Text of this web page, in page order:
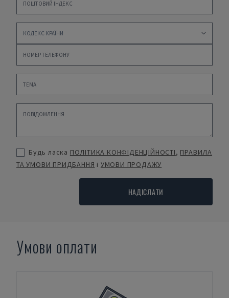
Будь ласка ПОЛІТИКА КОНФІДЕНЦІЙНОСТІ, ПРАВИЛА
ТА УМОВИ ПРИДБАННЯ і УМОВИ ПРОДАЖУ
НАДІСЛАТИ
Умови оплати